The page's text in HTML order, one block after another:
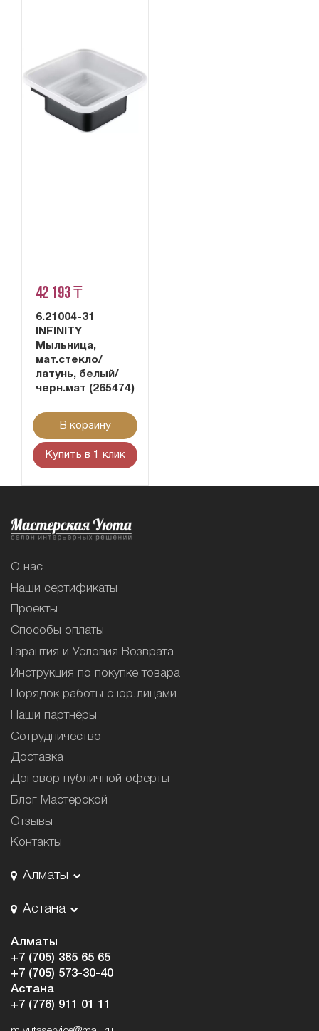
42 193 ₸
6.21004-31
INFINITY
Мыльница,
мат.стекло/
латунь, белый/
черн.мат (265474)
В корзину
Купить в 1 клик
О нас
Наши сертификаты
Проекты
Способы оплаты
Гарантия и Условия Возврата
Инструкция по покупке товара
Порядок работы с юр.лицами
Наши партнёры
Сотрудничество
Доставка
Договор публичной оферты
Блог Мастерской
Отзывы
Контакты
Алматы
Астана
Алматы
+7 (705) 385 65 65
+7 (705) 573-30-40
Астана
+7 (776) 911 01 11